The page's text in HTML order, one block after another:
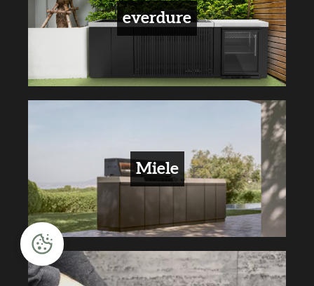
everdure
Miele